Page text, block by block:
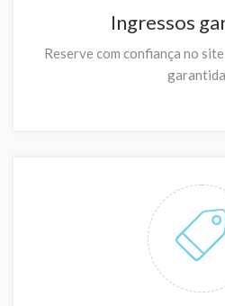
Ingressos
Reserve com confiança no